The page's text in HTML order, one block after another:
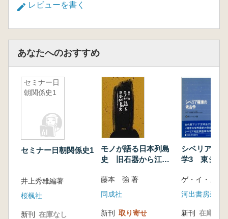
レビューを書く
あなたへのおすすめ
セミナー日
朝関係史1
セミナー日朝関係史1
井上秀雄編著
桜楓社
新刊 在庫なし
モノが語る日本列島
史 旧石器から江戸
藤本 強 著
同成社
新刊 取り寄せ
シベリア極
学3 東シベ
河出書房新社
新刊 在庫なし